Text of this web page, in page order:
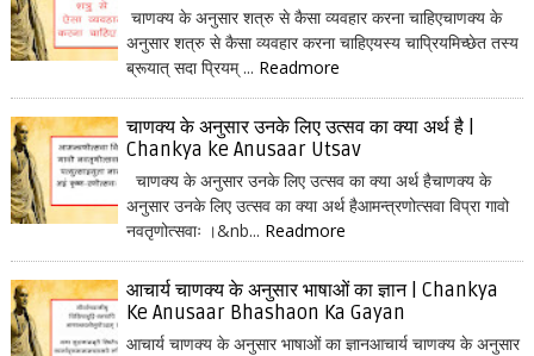
चाणक्य के अनुसार शत्रु से कैसा व्यवहार करना चाहिएचाणक्य के
अनुसार शत्रु से कैसा व्यवहार करना चाहिएयस्य चाप्रियमिच्छेत तस्य
ब्रूयात् सदा प्रियम् ... Readmore
चाणक्य के अनुसार उनके लिए उत्सव का क्या अर्थ है |
Chankya ke Anusaar Utsav
चाणक्य के अनुसार उनके लिए उत्सव का क्या अर्थ हैचाणक्य के
अनुसार उनके लिए उत्सव का क्या अर्थ हैआमन्त्रणोत्सवा विप्रा गावो
नवतृणोत्सवाः ।&nb... Readmore
आचार्य चाणक्य के अनुसार भाषाओं का ज्ञान | Chankya
Ke Anusaar Bhashaon Ka Gayan
आचार्य चाणक्य के अनुसार भाषाओं का ज्ञानआचार्य चाणक्य के अनुसार